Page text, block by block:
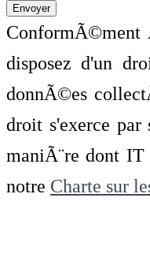
ConformÃ©ment
disposez d'un
donnÃ©es
droit s'exerce
maniÃ¨re dont
notre Charte sur